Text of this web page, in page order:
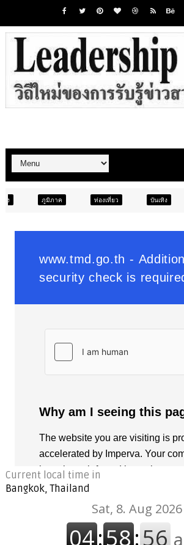
ท่องเที่ยว บันเทิง ท่องเที่ยว
Current local time in
Bangkok, Thailand